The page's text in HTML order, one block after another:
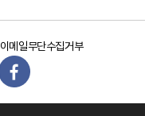
이메일무단수집거부